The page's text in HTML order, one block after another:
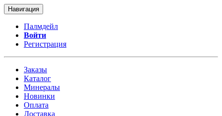
Навигация
Палмдейл
Войти
Регистрация
Заказы
Каталог
Минералы
Новинки
Оплата
Доставка